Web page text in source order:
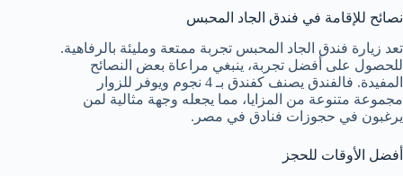
نصائح للإقامة في فندق الجاد المحبس
تعد زيارة فندق الجاد المحبس تجربة ممتعة ومليئة بالرفاهية.
للحصول على أفضل تجربة، ينبغي مراعاة بعض النصائح
المفيدة. فالفندق يصنف كفندق بـ 4 نجوم ويوفر للزوار
مجموعة متنوعة من المزايا، مما يجعله وجهة مثالية لمن
يرغبون في حجوزات فنادق في مصر.
أفضل الأوقات للحجز